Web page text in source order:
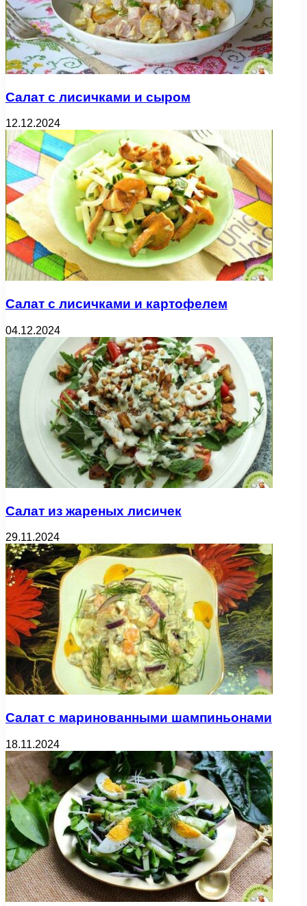
Салат с лисичками и сыром
12.12.2024
Салат с лисичками и картофелем
04.12.2024
Салат из жареных лисичек
29.11.2024
Салат с маринованными шампиньонами
18.11.2024